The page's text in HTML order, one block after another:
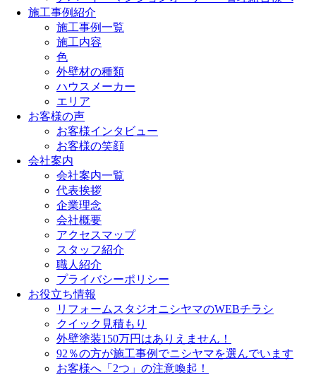
施工事例紹介
施工事例一覧
施工内容
色
外壁材の種類
ハウスメーカー
エリア
お客様の声
お客様インタビュー
お客様の笑顔
会社案内
会社案内一覧
代表挨拶
企業理念
会社概要
アクセスマップ
スタッフ紹介
職人紹介
プライバシーポリシー
お役立ち情報
リフォームスタジオニシヤマのWEBチラシ
クイック見積もり
外壁塗装150万円はありえません！
92％の方が施工事例でニシヤマを選んでいます
お客様へ「2つ」の注意喚起！